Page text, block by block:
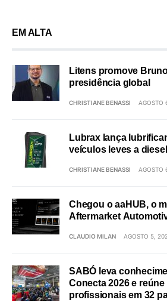
EM ALTA
Litens promove
presidência global
CHRISTIANE BENASSI AGOSTO
Lubrax lança
veículos leves a
CHRISTIANE BENASSI AGOSTO
Chegou o aaHUB, o
Aftermarket
CLAUDIO MILAN AGOSTO 5,
SABÓ leva
Conecta 2026 e reúne
profissionais em 32